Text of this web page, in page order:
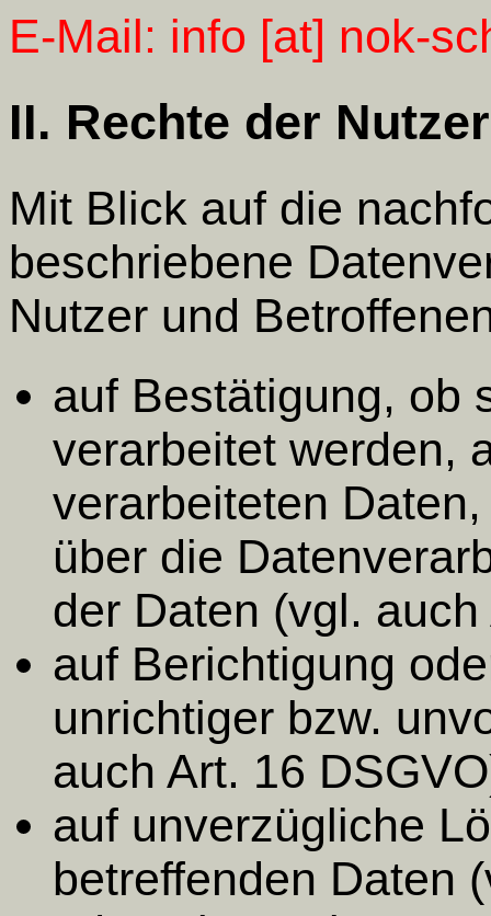
E-Mail: info [at] nok-
II. Rechte der
Mit Blick auf die
beschriebene
Nutzer und
auf Bestätigung, ob
verarbeitet werden,
verarbeiteten
über die
der Daten (vgl.
auf Berichtigung
unrichtiger bzw.
auch Art. 16
auf unverzügliche
betreffenden Daten